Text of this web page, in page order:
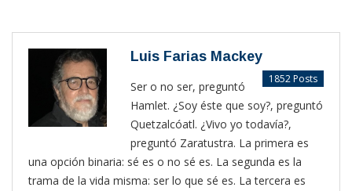
Luis Farias Mackey
1852 Posts
Ser o no ser, preguntó
Hamlet. ¿Soy éste que soy?, preguntó
Quetzalcóatl. ¿Vivo yo todavía?,
preguntó Zaratustra. La primera es
una opción binaria: sé es o no sé es. La segunda es la
trama de la vida misma: ser lo que sé es. La tercera es